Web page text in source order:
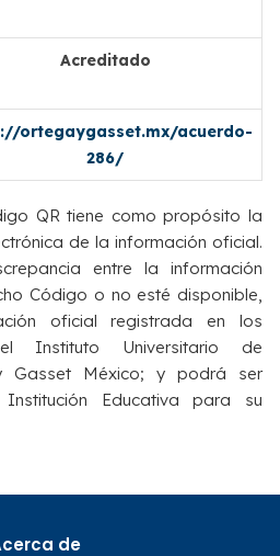
Acreditado
ortegaygasset.mx/acuerdo-
286/
QR tiene como propósito la
de la información oficial.
entre la información
Código o no esté disponible,
oficial registrada en los
Instituto Universitario de
Gasset México; y podrá ser
Educativa para su
de